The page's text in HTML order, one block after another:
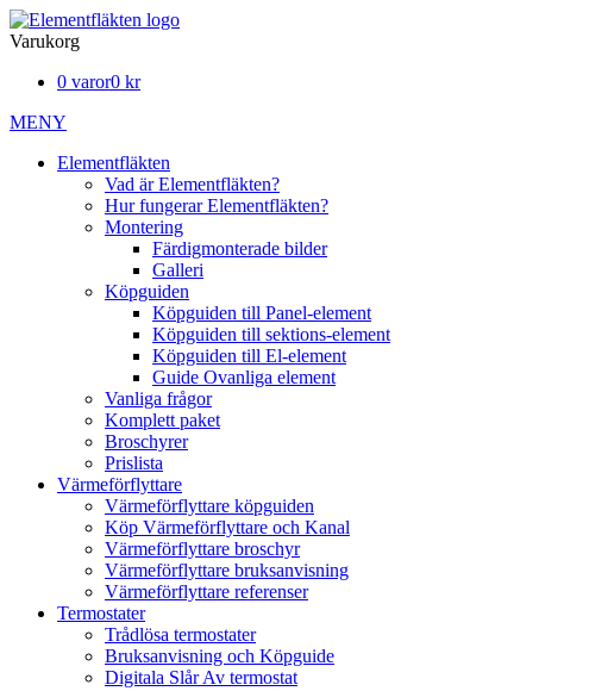
Varukorg
0 varor0 kr
MENY
Elementfläkten
Vad är Elementfläkten?
Hur fungerar Elementfläkten?
Montering
Färdigmonterade bilder
Galleri
Köpguiden
Köpguiden till Panel-element
Köpguiden till sektions-element
Köpguiden till El-element
Guide Ovanliga element
Vanliga frågor
Komplett paket
Broschyrer
Prislista
Värmeförflyttare
Värmeförflyttare köpguiden
Köp Värmeförflyttare och Kanal
Värmeförflyttare broschyr
Värmeförflyttare bruksanvisning
Värmeförflyttare referenser
Termostater
Trådlösa termostater
Bruksanvisning och Köpguide
Digitala Slår Av termostat